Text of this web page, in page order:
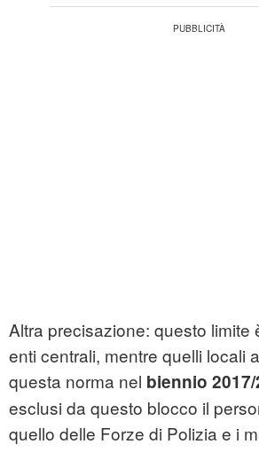
Altra precisazione: questo limite
enti centrali, mentre quelli locali
questa norma nel biennio 2017/
esclusi da questo blocco il
quello delle Forze di Polizia e i